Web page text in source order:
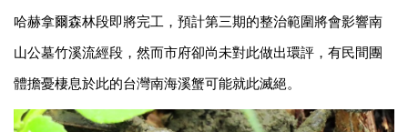
哈赫拿爾森林段即將完工，預計第三期的整治範圍將會影響南
山公墓竹溪流經段，然而市府卻尚未對此做出環評，有民間團
體擔憂棲息於此的台灣南海溪蟹可能就此滅絕。